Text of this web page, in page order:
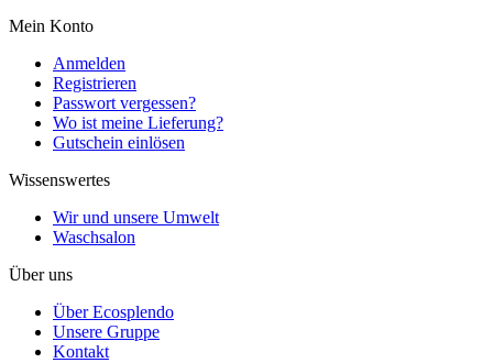
Mein Konto
Anmelden
Registrieren
Passwort vergessen?
Wo ist meine Lieferung?
Gutschein einlösen
Wissenswertes
Wir und unsere Umwelt
Waschsalon
Über uns
Über Ecosplendo
Unsere Gruppe
Kontakt